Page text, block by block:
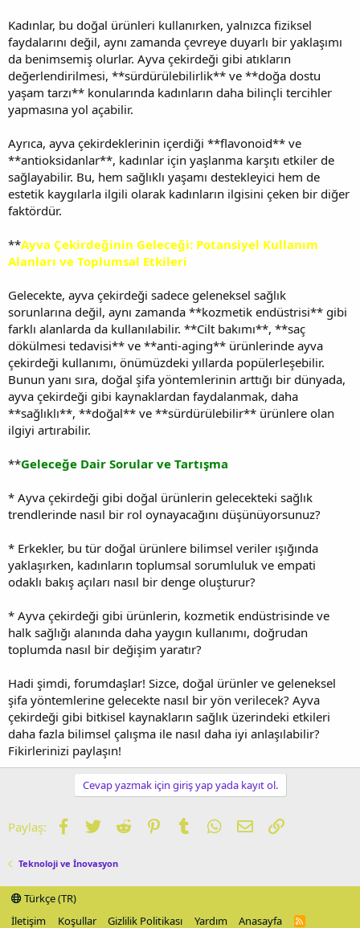
Kadınlar, bu doğal ürünleri kullanırken, yalnızca fiziksel
faydalarını değil, aynı zamanda çevreye duyarlı bir yaklaşımı
da benimsemiş olurlar. Ayva çekirdeği gibi atıkların
değerlendirilmesi, **sürdürülebilirlik** ve **doğa dostu
yaşam tarzı** konularında kadınların daha bilinçli tercihler
yapmasına yol açabilir.
Ayrıca, ayva çekirdeklerinin içerdiği **flavonoid** ve
**antioksidanlar**, kadınlar için yaşlanma karşıtı etkiler de
sağlayabilir. Bu, hem sağlıklı yaşamı destekleyici hem de
estetik kaygılarla ilgili olarak kadınların ilgisini çeken bir diğer
faktördür.
**Ayva Çekirdeğinin Geleceği: Potansiyel Kullanım
Alanları ve Toplumsal Etkileri
Gelecekte, ayva çekirdeği sadece geleneksel sağlık
sorunlarına değil, aynı zamanda **kozmetik endüstrisi** gibi
farklı alanlarda da kullanılabilir. **Cilt bakımı**, **saç
dökülmesi tedavisi** ve **anti-aging** ürünlerinde ayva
çekirdeği kullanımı, önümüzdeki yıllarda popülerleşebilir.
Bunun yanı sıra, doğal şifa yöntemlerinin arttığı bir dünyada,
ayva çekirdeği gibi kaynaklardan faydalanmak, daha
**sağlıklı**, **doğal** ve **sürdürülebilir** ürünlere olan
ilgiyi artırabilir.
**Geleceğe Dair Sorular ve Tartışma
* Ayva çekirdeği gibi doğal ürünlerin gelecekteki sağlık
trendlerinde nasıl bir rol oynayacağını düşünüyorsunuz?
* Erkekler, bu tür doğal ürünlere bilimsel veriler ışığında
yaklaşırken, kadınların toplumsal sorumluluk ve empati
odaklı bakış açıları nasıl bir denge oluşturur?
* Ayva çekirdeği gibi ürünlerin, kozmetik endüstrisinde ve
halk sağlığı alanında daha yaygın kullanımı, doğrudan
toplumda nasıl bir değişim yaratır?
Hadi şimdi, forumdaşlar! Sizce, doğal ürünler ve geleneksel
şifa yöntemlerine gelecekte nasıl bir yön verilecek? Ayva
çekirdeği gibi bitkisel kaynakların sağlık üzerindeki etkileri
daha fazla bilimsel çalışma ile nasıl daha iyi anlaşılabilir?
Fikirlerinizi paylaşın!
Cevap yazmak için giriş yap yada kayıt ol.
Paylaş: Facebook
TwitterReddit PinterestTumblrWhatsApp
E-postaLink
Teknoloji ve İnovasyon
Türkçe (TR)
İletişim
Koşullar Gizlilik Politikası Yardım Anasayfa
R